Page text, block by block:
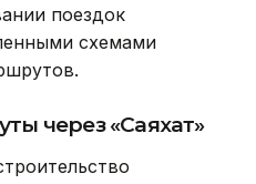
поездок
схемами
через «Саяхат»